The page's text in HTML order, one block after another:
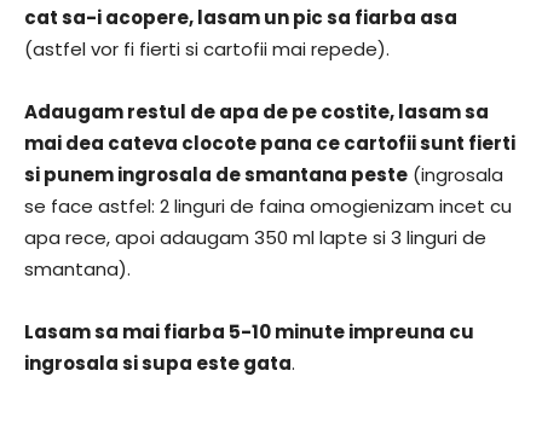
cat sa-i acopere, lasam un pic sa fiarba asa
(astfel vor fi fierti si cartofii mai repede).
Adaugam restul de apa de pe costite, lasam sa
mai dea cateva clocote pana ce cartofii sunt fierti
si punem ingrosala de smantana peste (ingrosala
se face astfel: 2 linguri de faina omogienizam incet cu
apa rece, apoi adaugam 350 ml lapte si 3 linguri de
smantana).
Lasam sa mai fiarba 5-10 minute impreuna cu
ingrosala si supa este gata.